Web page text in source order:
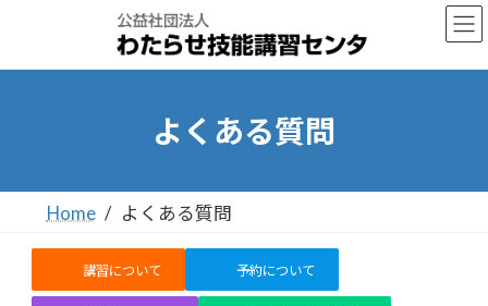
ン
ー
よくある質問
Home よくある質問
講習について 予約について